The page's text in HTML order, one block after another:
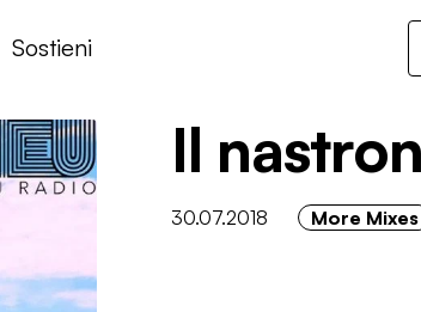
Sostieni
Il
30.07.2018 More Mixes